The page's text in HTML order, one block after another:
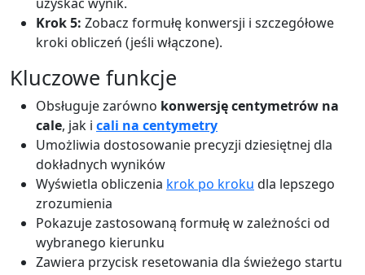
Krok 5: Zobacz formułę konwersji i szczegółowe
kroki obliczeń (jeśli włączone).
Kluczowe funkcje
Obsługuje zarówno konwersję centymetrów na
cale, jak i cali na centymetry
Umożliwia dostosowanie precyzji dziesiętnej dla
dokładnych wyników
Wyświetla obliczenia krok po kroku dla lepszego
zrozumienia
Pokazuje zastosowaną formułę w zależności od
wybranego kierunku
Zawiera przycisk resetowania dla świeżego startu